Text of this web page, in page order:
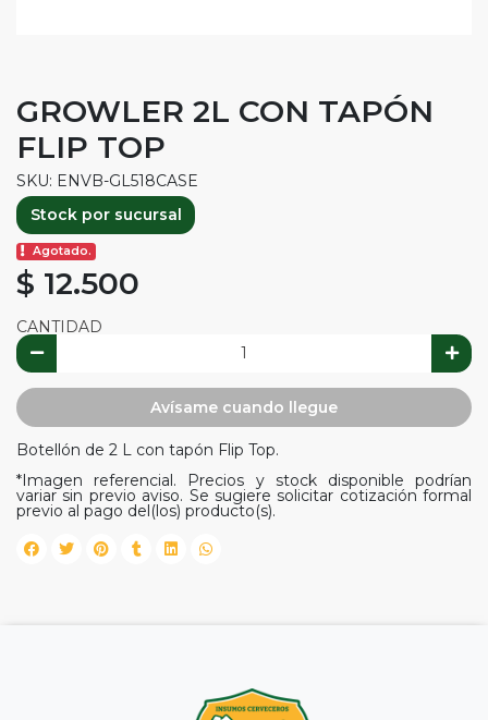
GROWLER 2L CON TAPÓN
FLIP TOP
SKU: ENVB-GL518CASE
Stock por sucursal
Agotado.
$ 12.500
CANTIDAD
Avísame cuando llegue
Botellón de 2 L con tapón Flip Top.
*Imagen referencial. Precios y stock disponible podrían
variar sin previo aviso. Se sugiere solicitar cotización formal
previo al pago del(los) producto(s).